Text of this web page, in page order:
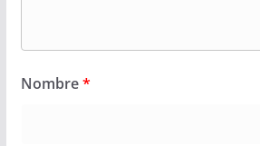
Nombre*